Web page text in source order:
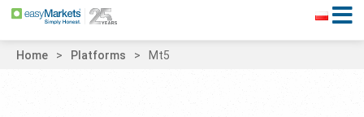
Home Platforms Mt5